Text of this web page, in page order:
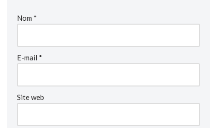
Nom *
E-mail *
Site web